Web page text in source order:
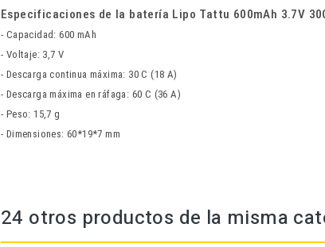
Especificaciones de la batería Lipo Tattu 600mAh 3.7V
- Capacidad: 600 mAh
- Voltaje: 3,7 V
- Descarga continua máxima: 30 C (18 A)
- Descarga máxima en ráfaga: 60 C (36 A)
- Peso: 15,7 g
- Dimensiones: 60*19*7 mm
24 otros productos de la misma